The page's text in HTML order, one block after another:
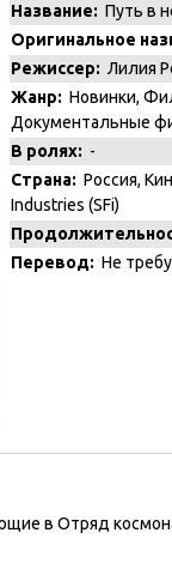
Название: Путь в
Оригинальное
Режиссер: Лилия
Жанр: Новинки,
Документальные
В ролях: -
Страна: Россия,
Industries (SFi)
Перевод: Не
в Отряд